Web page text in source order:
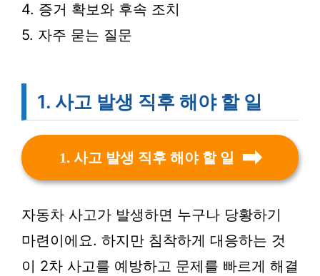
4. 증거 확보와 후속 조치
5. 자주 묻는 질문
1. 사고 발생 직후 해야 할 일
1. 사고 발생 직후 해야 할 일
자동차 사고가 발생하면 누구나 당황하기
마련이에요. 하지만 침착하게 대응하는 것
이 2차 사고를 예방하고 문제를 빠르게 해결